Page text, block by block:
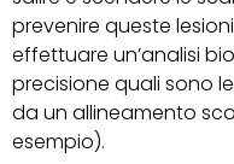
prevenire queste
effettuare un’analisi
precisione quali sono
da un allineamento
esempio).